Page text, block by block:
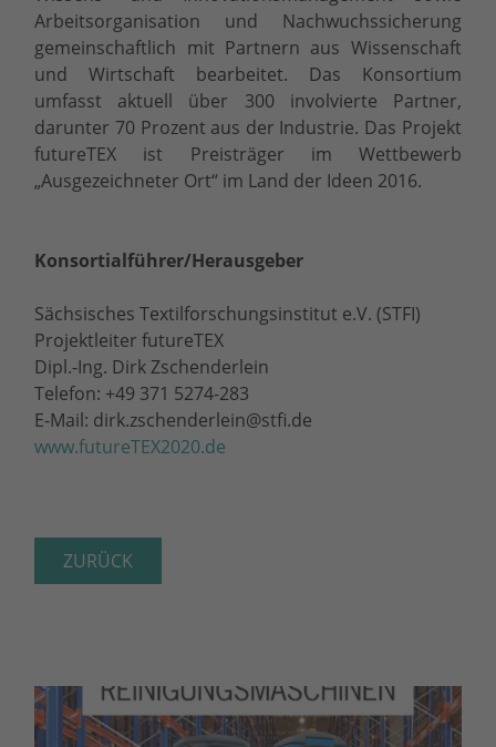
Arbeitsorganisation und Nachwuchssicherung
gemeinschaftlich mit Partnern aus Wissenschaft
und Wirtschaft bearbeitet. Das Konsortium
umfasst aktuell über 300 involvierte Partner,
darunter 70 Prozent aus der Industrie. Das Projekt
futureTEX ist Preisträger im Wettbewerb
„Ausgezeichneter Ort“ im Land der Ideen 2016.
Konsortialführer/Herausgeber
Sächsisches Textilforschungsinstitut e.V. (STFI)
Projektleiter futureTEX
Dipl.-Ing. Dirk Zschenderlein
Telefon: +49 371 5274-283
E-Mail: dirk.zschenderlein@stfi.de
www.futureTEX2020.de
ZURÜCK